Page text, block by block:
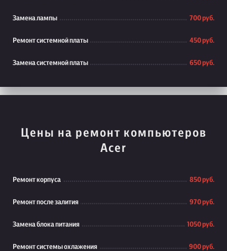
Замена лампы 700 руб.
Ремонт системной платы 450 руб.
Замена системной платы 650 руб.
Цены на ремонт компьютеров
Acer
Ремонт корпуса 850 руб.
Ремонт после залития 970 руб.
Замена блока питания 1050 руб.
Ремонт системы охлажения 900 руб.